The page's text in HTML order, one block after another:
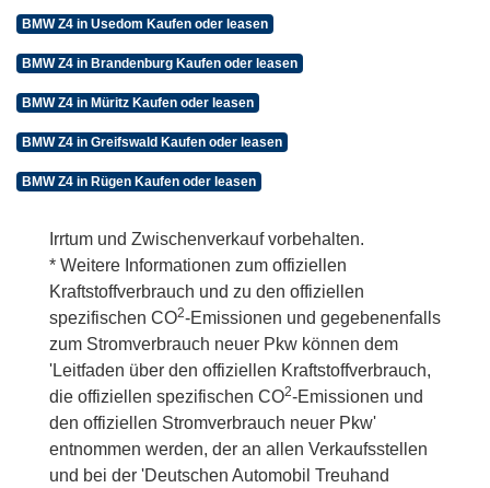
BMW Z4 in Usedom Kaufen oder leasen
BMW Z4 in Brandenburg Kaufen oder leasen
BMW Z4 in Müritz Kaufen oder leasen
BMW Z4 in Greifswald Kaufen oder leasen
BMW Z4 in Rügen Kaufen oder leasen
Irrtum und Zwischenverkauf vorbehalten.
* Weitere Informationen zum offiziellen
Kraftstoffverbrauch und zu den offiziellen
spezifischen CO2-Emissionen und gegebenenfalls
zum Stromverbrauch neuer Pkw können dem
'Leitfaden über den offiziellen Kraftstoffverbrauch,
die offiziellen spezifischen CO2-Emissionen und
den offiziellen Stromverbrauch neuer Pkw'
entnommen werden, der an allen Verkaufsstellen
und bei der 'Deutschen Automobil Treuhand